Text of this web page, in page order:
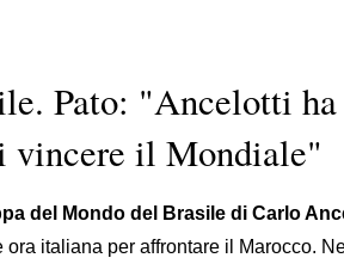
Pato: "Ancelotti ha
vincere il Mondiale"
del Mondo del Brasile di Carlo
italiana per affrontare il Marocco.